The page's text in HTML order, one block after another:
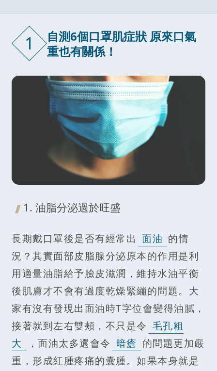
1
自測6個口罩肌症狀 原來口氣
重也有關係！
1. 油脂分泌過於旺盛
長期戴口罩後是否有經常出 面油 的情
況？其實面部皮脂腺分泌原本的作用是利
用適量油脂給予臉皮滋潤，維持水油平衡
後肌膚才不會有過度乾燥緊繃的問題。大
家有沒有發現出面油時T字位會變得油膩，
接著就到左右雙頰，不只是令 毛孔粗
大
，面油太多還會令 暗瘡 的問題更加嚴
重，形成紅腫疼痛的囊腫。如果本身就是